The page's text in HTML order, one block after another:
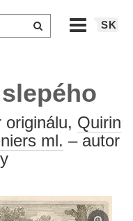
SK
originálu, Quirin
ml. – autor